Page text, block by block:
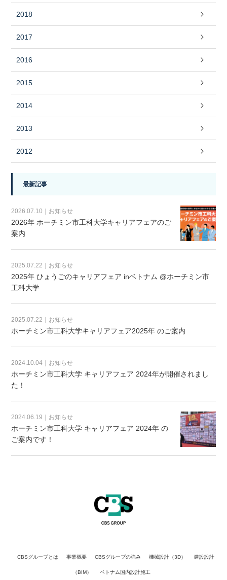
2018
2017
2016
2015
2014
2013
2012
最新記事
2026.07.10｜お知らせ
2026年 ホーチミン市工科大学キャリアフェアのご
案内
2025.07.22｜お知らせ
2025年 ひょうごのキャリアフェア inベトナム @ホーチミン市
工科大学
2025.07.22｜お知らせ
ホーチミン市工科大学キャリアフェア2025年 のご案内
2024.10.04｜お知らせ
ホーチミン市工科大学 キャリアフェア 2024年が開催されまし
た！
2024.06.19｜お知らせ
ホーチミン市工科大学 キャリアフェア 2024年 の
ご案内です！
CBSグループとは 事業概要 CBSグループの強み 機械設計（3D） 建設設計
（BIM） ベトナム国内設計施工